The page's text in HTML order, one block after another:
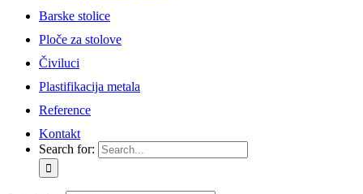
Barske stolice
Ploče za stolove
Čiviluci
Plastifikacija metala
Reference
Kontakt
Search for: